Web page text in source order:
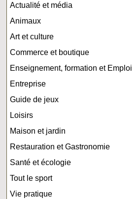
Actualité et média
Animaux
Art et culture
Commerce et boutique
Enseignement, formation et Emploi
Entreprise
Guide de jeux
Loisirs
Maison et jardin
Restauration et Gastronomie
Santé et écologie
Tout le sport
Vie pratique